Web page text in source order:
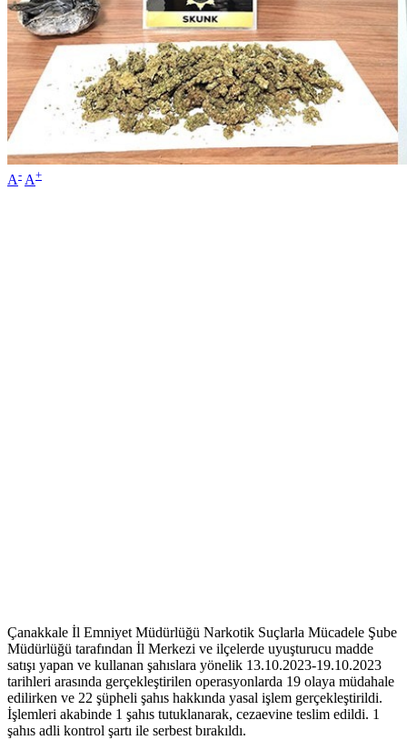
A- A+
Çanakkale İl Emniyet Müdürlüğü Narkotik Suçlarla Mücadele Şube
Müdürlüğü tarafından İl Merkezi ve ilçelerde uyuşturucu madde
satışı yapan ve kullanan şahıslara yönelik 13.10.2023-19.10.2023
tarihleri arasında gerçekleştirilen operasyonlarda 19 olaya müdahale
edilirken ve 22 şüpheli şahıs hakkında yasal işlem gerçekleştirildi.
İşlemleri akabinde 1 şahıs tutuklanarak, cezaevine teslim edildi. 1
şahıs adli kontrol şartı ile serbest bırakıldı.